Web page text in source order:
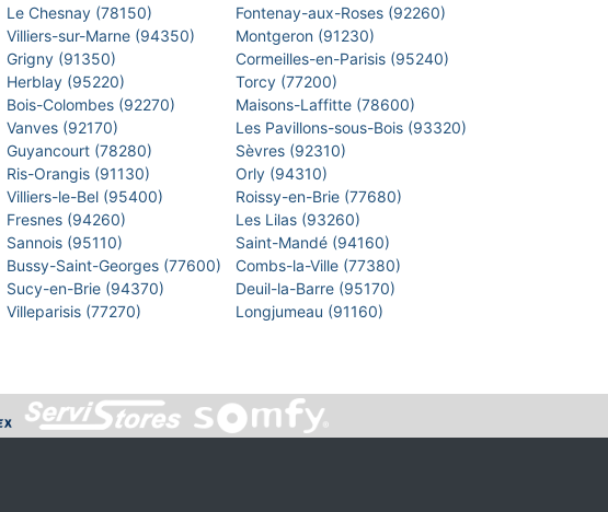
Le Chesnay (78150)
Villiers-sur-Marne (94350)
Grigny (91350)
Herblay (95220)
Bois-Colombes (92270)
Vanves (92170)
Guyancourt (78280)
Ris-Orangis (91130)
Villiers-le-Bel (95400)
Fresnes (94260)
Sannois (95110)
Bussy-Saint-Georges (77600)
Sucy-en-Brie (94370)
Villeparisis (77270)
Fontenay-aux-Roses (92260)
Montgeron (91230)
Cormeilles-en-Parisis (95240)
Torcy (77200)
Maisons-Laffitte (78600)
Les Pavillons-sous-Bois (93320)
Sèvres (92310)
Orly (94310)
Roissy-en-Brie (77680)
Les Lilas (93260)
Saint-Mandé (94160)
Combs-la-Ville (77380)
Deuil-la-Barre (95170)
Longjumeau (91160)